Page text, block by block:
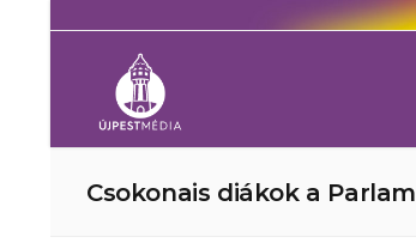
Csokonais diákok a